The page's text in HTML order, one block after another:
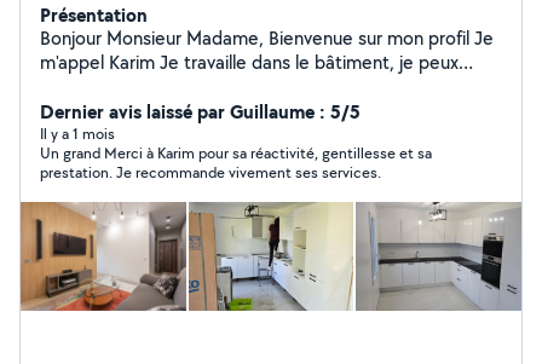
Présentation
Bonjour Monsieur Madame, Bienvenue sur mon profil Je
m'appel Karim Je travaille dans le bâtiment, je peux
différents métier ( peinture, étanchéité, enduits, Placo ,
menuiserie, montage de meuble , pose de porte ,
cuisine , espace vert , clôture, carrelage ) Merci de
votre Attention
Dernier avis laissé par Guillaume : 5/5
Il y a 1 mois
Un grand Merci à Karim pour sa réactivité, gentillesse et sa
prestation. Je recommande vivement ses services.